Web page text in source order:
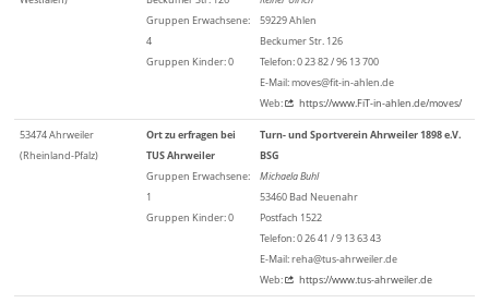
Gruppen Erwachsene:
4
Gruppen Kinder: 0
59229 Ahlen
Beckumer Str. 126
Telefon: 0 23 82 / 96 13 700
E-Mail: moves@fit-in-ahlen.de
Web:
https://www.FiT-in-ahlen.de/moves/
53474 Ahrweiler
(Rheinland-Pfalz)
Ort zu erfragen bei
TUS Ahrweiler
Gruppen Erwachsene:
1
Gruppen Kinder: 0
Turn- und Sportverein Ahrweiler 1898 e.V.
BSG
Michaela Buhl
53460 Bad Neuenahr
Postfach 1522
Telefon: 0 26 41 / 9 13 63 43
E-Mail: reha@tus-ahrweiler.de
Web:
https://www.tus-ahrweiler.de